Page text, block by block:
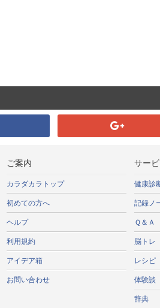
ご案内
カラダカラトップ
初めての方へ
ヘルプ
利用規約
アイデア箱
お問い合わせ
サービ
健康診
記録ノ
Ｑ＆Ａ
脳トレ
レシピ
体験談
辞典